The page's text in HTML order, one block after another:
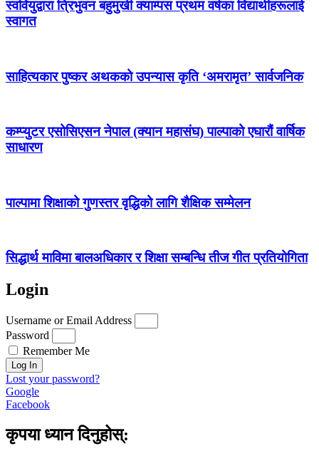
स्ववियुद्वारा त्रिभुवन बहुमुखी क्याम्पस प्रथम वर्षका विद्यार्थीहरूलाई
स्वागत
साहित्यकार पुष्कर अथकको उपन्यास कृति ‘अमरामृत’ सार्वजनिक
कम्प्युटर एसोसिएसन नेपाल (क्यान महासंघ) पाल्पाको एघारौं वार्षिक
साधारण
पाल्पामा शिक्षाको गुणस्तर वृद्धिको लागि शैक्षिक सम्मेलन
सिद्धार्थ माविमा बालअधिकार र शिक्षा सम्बन्धि तीज गीत प्रतियोगिता
Login
Username or Email Address
Password
Remember Me
Log In
Lost your password?
Google
Facebook
कृपया ध्यान दिनुहोस्: